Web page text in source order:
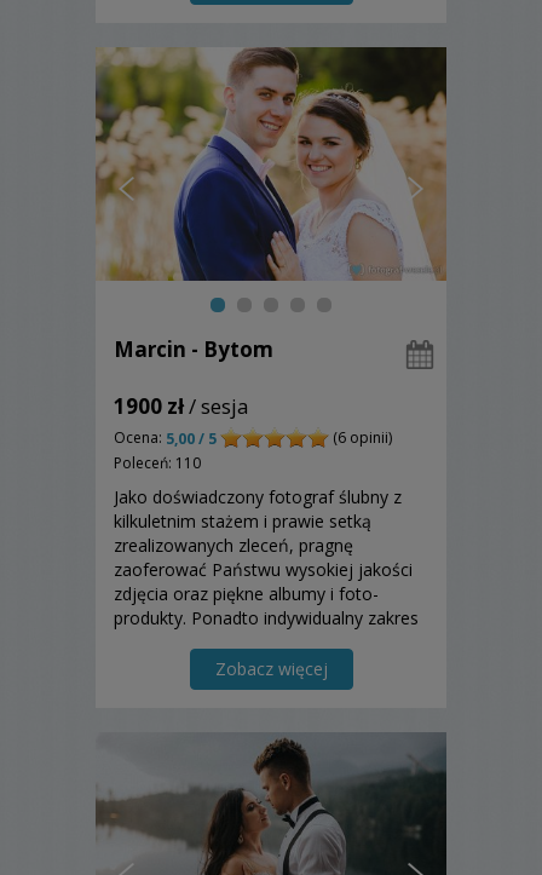
Marcin - Bytom
1900 zł/ sesja
Ocena: 5,00 / 5
(6 opinii)
Poleceń: 110
Jako doświadczony fotograf ślubny z
kilkuletnim stażem i prawie setką
zrealizowanych zleceń, pragnę
zaoferować Państwu wysokiej jakości
zdjęcia oraz piękne albumy i foto-
produkty. Ponadto indywidualny zakres
Zobacz więcej